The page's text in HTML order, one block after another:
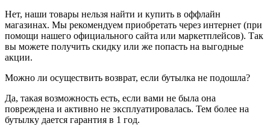
Нет, наши товары нельзя найти и купить в оффлайн
магазинах. Мы рекомендуем приобретать через интернет (при
помощи нашего официального сайта или маркетплейсов). Так
вы можете получить скидку или же попасть на выгодные
акции.
Можно ли осуществить возврат, если бутылка не подошла?
Да, такая возможность есть, если вами не была она
повреждена и активно не эксплуатировалась. Тем более на
бутылку дается гарантия в 1 год.